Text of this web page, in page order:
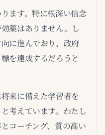
ます。特に根深い信念
薬はありません。し
に進んでおり、政府
を達成するだろうと
来に備えた学習者を
考えています。わたし
コーチング、質の高い